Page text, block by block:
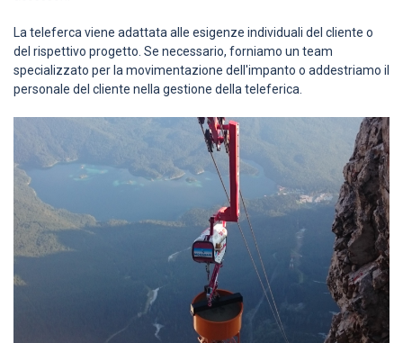
La teleferca viene adattata alle esigenze individuali del cliente o
del rispettivo progetto. Se necessario, forniamo un team
specializzato per la movimentazione dell'impanto o addestriamo il
personale del cliente nella gestione della teleferica.